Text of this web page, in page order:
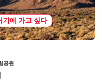
기에 가고 싶다
공원